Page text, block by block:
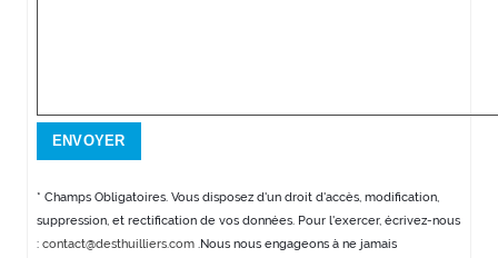
* Champs Obligatoires. Vous disposez d'un droit d'accès, modification,
suppression, et rectification de vos données. Pour l'exercer, écrivez-nous
: contact@desthuilliers.com.Nous nous engageons à ne jamais